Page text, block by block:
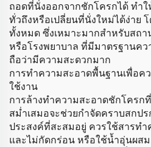
ถอดที่นั่งออกจากชักโครกได้ ทำ
ทั่วถึงหรือเปลี่ยนที่นั่งใหม่ได้ง่าย
ทั้งหมด ซึ่งเหมาะมากสำหรับสถา
หรือโรงพยาบาล ที่มีมาตรฐานค
ถือว่ามีความสะดวกมาก
การทำความสะอาดพื้นฐานเพื่อค
ใช้งาน
การล้างทำความสะอาดชักโครก
สม่ำเสมอจะช่วยกำจัดคราบสกป
ประสงค์ที่สะสมอยู่ ควรใช้สารท
และไม่กัดกร่อน หรือใช้น้ำอุ่นผส